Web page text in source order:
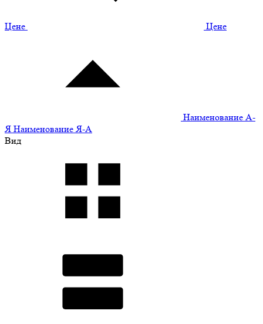
Цене Цене
Наименование А-
Я Наименование Я-А
Вид